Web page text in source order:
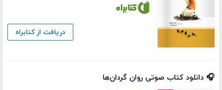
دریافت از کتابراه
🎧 دانلود کتاب صوتی روان گردان‌ها